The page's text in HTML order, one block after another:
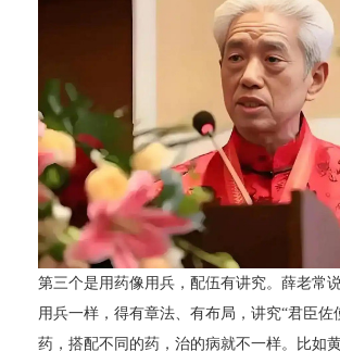
第三个是用药像用兵，配伍有讲究。薛老常
用兵一样，得有章法、有布局，讲究“君臣佐
药，搭配不同的药，治的病就不一样。比如